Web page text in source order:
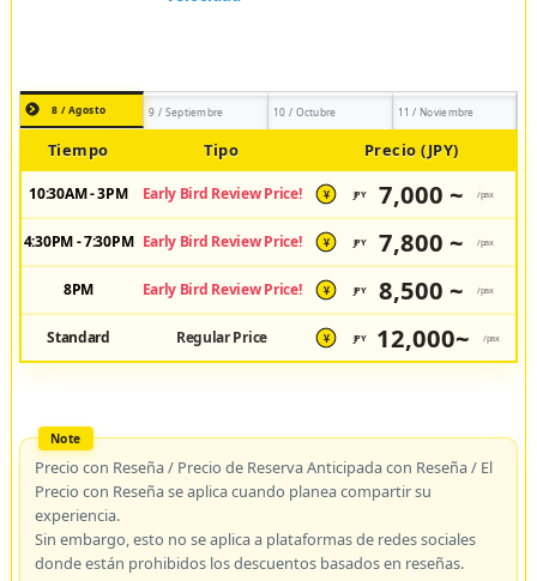
8 / Agosto 9 / Septiembre 10 / Octubre 11 / Noviembre
Tiempo Tipo Precio (JPY)
10:30AM - 3PM Early Bird Review Price! ¥ JPY 7,000 ~ /pax
4:30PM - 7:30PM Early Bird Review Price! ¥ JPY 7,800 ~ /pax
8PM Early Bird Review Price! ¥ JPY 8,500 ~ /pax
Standard Regular Price ¥ JPY 12,000~ /pax
Precio con Reseña / Precio de Reserva Anticipada con Reseña / El
Precio con Reseña se aplica cuando planea compartir su
experiencia.
Sin embargo, esto no se aplica a plataformas de redes sociales
donde están prohibidos los descuentos basados en reseñas.